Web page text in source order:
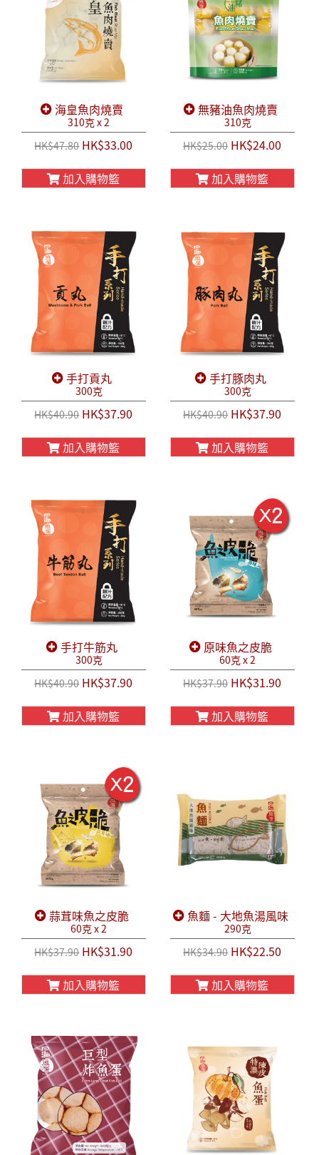
海皇魚肉燒賣
310克 x 2
HK$47.80HK$33.00
加入購物籃
無豬油魚肉燒賣
310克
HK$25.00HK$24.00
加入購物籃
手打貢丸
300克
HK$40.90HK$37.90
加入購物籃
手打豚肉丸
300克
HK$40.90HK$37.90
加入購物籃
手打牛筋丸
300克
HK$40.90HK$37.90
加入購物籃
原味魚之皮脆
60克 x 2
HK$37.90HK$31.90
加入購物籃
蒜茸味魚之皮脆
60克 x 2
HK$37.90HK$31.90
加入購物籃
魚麵 - 大地魚湯風味
290克
HK$34.90HK$22.50
加入購物籃